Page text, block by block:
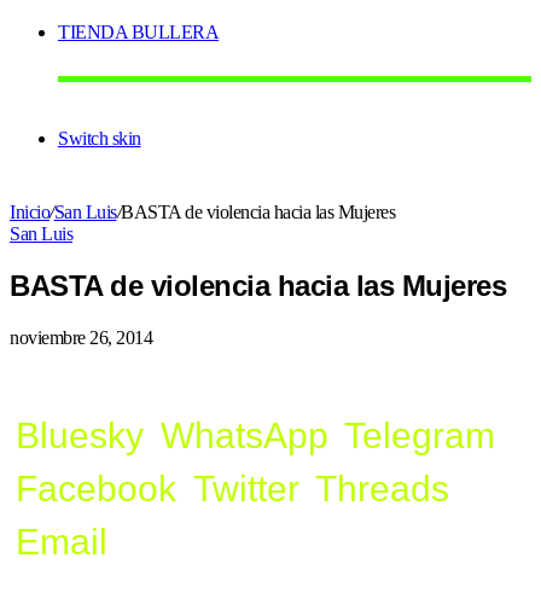
TIENDA BULLERA
Switch skin
Inicio/San Luis/BASTA de violencia hacia las Mujeres
San Luis
BASTA de violencia hacia las Mujeres
noviembre 26, 2014
Bluesky WhatsApp Telegram
Facebook Twitter Threads
Email